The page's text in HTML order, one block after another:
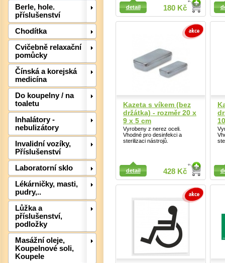
Berle, hole.
příslušenství
Chodítka
Cvičebně relaxační
pomůcky
Čínská a korejská
medicína
Do koupelny / na
toaletu
Inhalátory -
nebulizátory
Invalidní vozíky,
Příslušenství
Laboratorní sklo
Lékárničky, masti,
pudry,..
Lůžka a
příslušenství,
podložky
Masážní oleje,
Koupelnové soli,
Koupele
180 Kč
detail
Kazeta s víkem (bez
držátka) - rozměr 20 x
9 x 5 cm
Vyrobeny z nerez oceli.
Vhodné pro desinfekci a
sterilizaci nástrojů.
428 Kč
detail
Detail
Detail